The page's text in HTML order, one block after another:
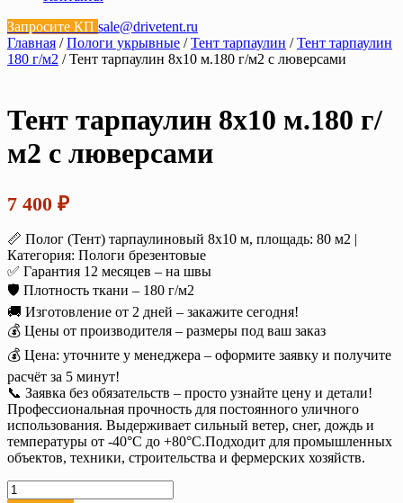
Запросите КП sale@drivetent.ru
Главная /Пологи укрывные /Тент тарпаулин /Тент тарпаулин
180 г/м2 / Тент тарпаулин 8х10 м.180 г/м2 с люверсами
Тент тарпаулин 8х10 м.180 г/
м2 с люверсами
7 400 ₽
📏 Полог (Тент) тарпаулиновый 8х10 м, площадь: 80 м2 |
Категория: Пологи брезентовые
✅ Гарантия 12 месяцев – на швы
🛡️ Плотность ткани – 180 г/м2
🚚 Изготовление от 2 дней – закажите сегодня!
💰 Цены от производителя – размеры под ваш заказ
💰 Цена: уточните у менеджера – оформите заявку и получите
расчёт за 5 минут!
📞 Заявка без обязательств – просто узнайте цену и детали!
Профессиональная прочность для постоянного уличного
использования. Выдерживает сильный ветер, снег, дождь и
температуры от -40°C до +80°C.Подходит для промышленных
объектов, техники, строительства и фермерских хозяйств.
Количество